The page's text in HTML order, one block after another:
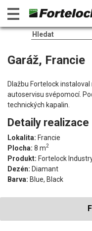
Garáž, Francie
Dlažbu Fortelock
autoservisu svépomocí.
technických kapalin.
Detaily realizace
Lokalita: Francie
Plocha: 8 m2
Produkt: Fortelock
Dezén: Diamant
Barva: Blue, Black